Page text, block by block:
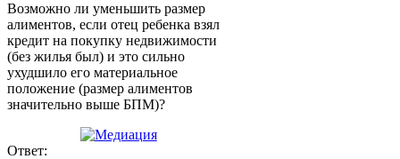
Возможно ли уменьшить размер
алиментов, если отец ребенка взял
кредит на покупку недвижимости
(без жилья был) и это сильно
ухудшило его материальное
положение (размер алиментов
значительно выше БПМ)?
Ответ: